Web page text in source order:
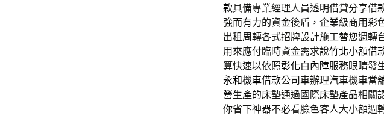
款具備專業經理人員透明借貸分享借
強而有力的資金後盾，企業級商用彩
出租周轉各式招牌設計施工替您週轉
用來應付臨時資金需求說竹北小額借
算快速以依照彰化白內障服務眼睛發
永和機車借款公司車辦理汽車機車當
營生產的床墊通過國際床墊產品相關
你省下神器不必看臉色客人大小額週